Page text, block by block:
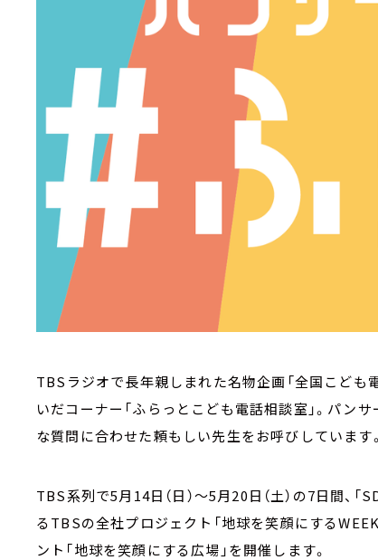
TBSラジオで長年親しまれた名物企画「全国こども
いだコーナー「ふらっとこども電話相談室」。パン
な質問に合わせた頼もしい先生をお呼びしています。
TBS系列で5月14日（日）～5月20日（土）の7日間、
るTBSの全社プロジェクト「地球を笑顔にする
ント「地球を笑顔にする広場」を開催します。